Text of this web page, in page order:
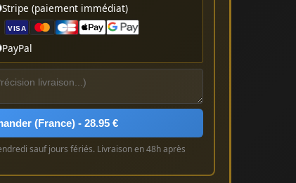
Stripe (paiement immédiat)
VISA
PayPal
(France) - 28.95 €
sauf jours fériés. Livraison en 48h après